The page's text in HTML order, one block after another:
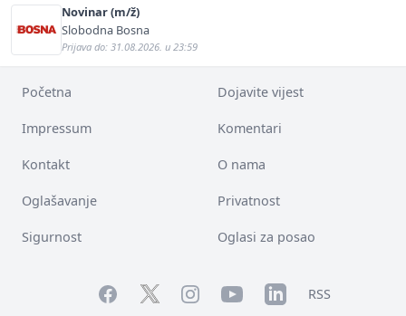
Novinar (m/ž)
Slobodna Bosna
Prijava do: 31.08.2026. u 23:59
Početna Dojavite vijest
Impressum Komentari
Kontakt O nama
Oglašavanje Privatnost
Sigurnost Oglasi za posao
FacebookTwitterInstagramYouTubeLinkedInRSS